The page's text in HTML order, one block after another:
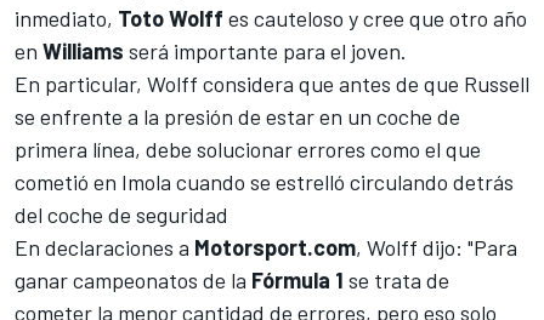
inmediato, Toto Wolff es cauteloso y cree que otro año
en Williams será importante para el joven.
En particular, Wolff considera que antes de que Russell
se enfrente a la presión de estar en un coche de
primera línea, debe solucionar errores como el que
cometió en Imola cuando se estrelló circulando detrás
del coche de seguridad
En declaraciones a Motorsport.com, Wolff dijo: "Para
ganar campeonatos de la Fórmula 1 se trata de
cometer la menor cantidad de errores, pero eso solo